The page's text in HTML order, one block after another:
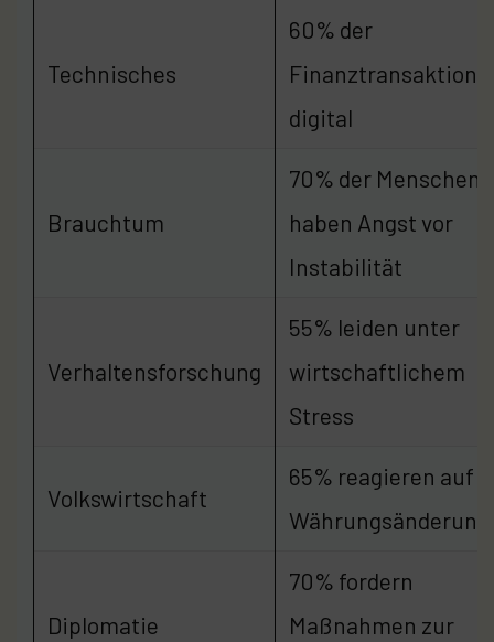
Technisches
60% der
digital
Brauchtum
70% der Menschen
haben Angst vor
Instabilität
Verhaltensforschung
55% leiden unter
wirtschaftlichem
Stress
Volkswirtschaft
65% reagieren auf
Diplomatie
70% fordern
Maßnahmen zur